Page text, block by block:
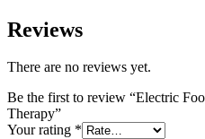
Reviews
There are no reviews yet.
Be the first to review “Electric
Therapy”
Your rating *